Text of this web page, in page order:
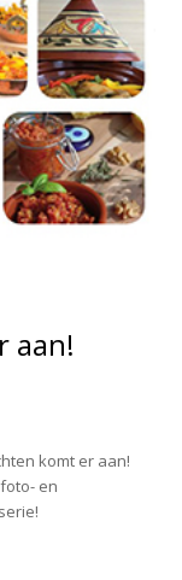
aan!
komt er aan!
en